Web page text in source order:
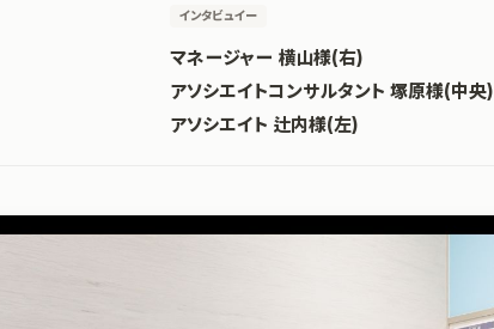
インタビュイー
マネージャー 横山様(右)
アソシエイトコンサルタント 塚原様(中央)
アソシエイト 辻内様(左)